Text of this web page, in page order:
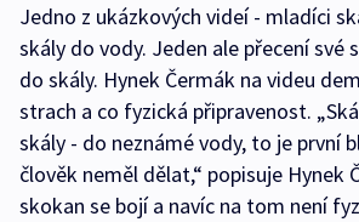
Jedno z ukázkových videí - mladíci
skály do vody. Jeden ale přecení své
do skály. Hynek Čermák na videu
strach a co fyzická připravenost.
skály - do neznámé vody, to je první
člověk neměl dělat,“ popisuje Hynek
skokan se bojí a navíc na tom není